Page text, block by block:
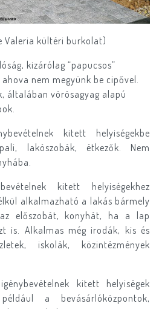
Valeria kültéri burkolat)
kizárólag “papucsos”
nem megyünk be cipővel.
általában vörösagyag alapú
kitett helyiségekbe
lakószobák, étkezők. Nem
kitett helyiségekhez
alkalmazható a lakás bármely
az előszobát, konyhát, ha a lap
is. Alkalmas még irodák, kis és
iskolák, közintézmények
kitett helyiségek
a bevásárlóközpontok,